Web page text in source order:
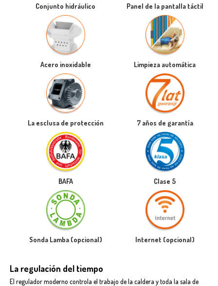
Conjunto hidráulico Panel de la pantalla táctil
Acero inoxidable Limpieza automática
La esclusa de protección 7 años de garantía
BAFA Clase 5
Sonda Lamba (opcional) Internet (opcional)
La regulación del tiempo
El regulador moderno controla el trabajo de la caldera y toda la sala de